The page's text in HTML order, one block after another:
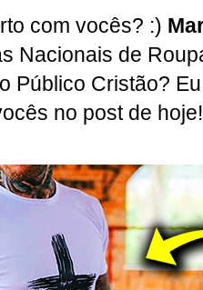
com vocês? :)
Nacionais de
Público Cristão?
no post de